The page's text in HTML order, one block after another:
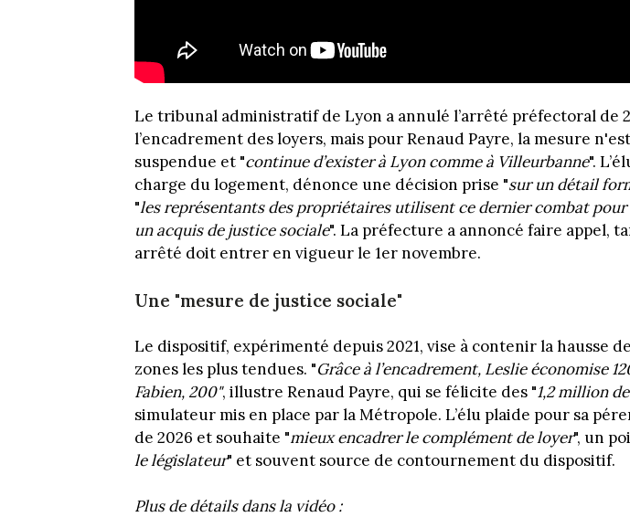
Le tribunal administratif de Lyon a annulé l’arrêté préfectoral de
l’encadrement des loyers, mais pour Renaud Payre, la mesure
suspendue et "continue d’exister à Lyon comme à Villeurbanne".
charge du logement, dénonce une décision prise "sur un détail
"les représentants des propriétaires utilisent ce dernier combat
un acquis de justice sociale". La préfecture a annoncé faire appel,
arrêté doit entrer en vigueur le 1er novembre.
Une "mesure de justice sociale"
Le dispositif, expérimenté depuis 2021, vise à contenir la hausse
zones les plus tendues. "Grâce à l’encadrement, Leslie économise
Fabien, 200", illustre Renaud Payre, qui se félicite des "1,2 million
simulateur mis en place par la Métropole. L’élu plaide pour sa
de 2026 et souhaite "mieux encadrer le complément de loyer", un
le législateur" et souvent source de contournement du dispositif.
Plus de détails dans la vidéo :